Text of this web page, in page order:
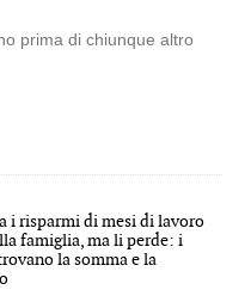
prima di chiunque altro
i risparmi di mesi di lavoro
famiglia, ma li perde: i
la somma e la